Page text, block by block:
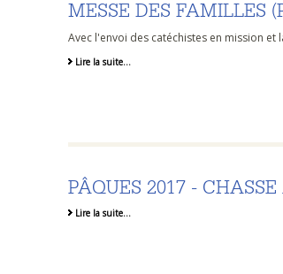
MESSE DES FAMILLES
Avec l'envoi des catéchistes en mission
Lire la suite…
PÂQUES 2017 -
Lire la suite…